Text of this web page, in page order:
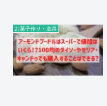
お菓子作り・道具